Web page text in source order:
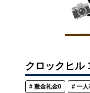
クロックヒル
敷金礼金0 一人